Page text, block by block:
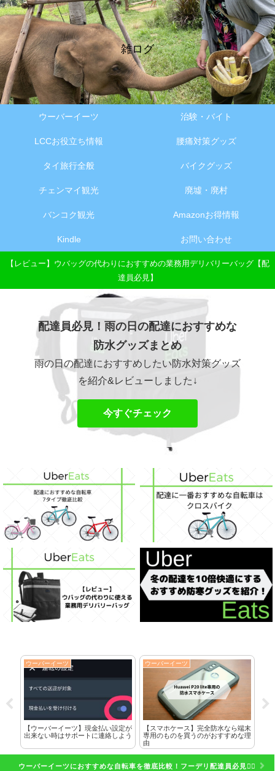
雑ログ
ウーバーイーツ 治験・バイト
LCCお役立ち情報 腰痛対策グッズ
タイ旅行全般 バイクグッズ
チェンマイ観光 廃墟・廃村
バンコク観光 Amazonお得情報
Kindle お問い合わせ
【レビュー】ウバッグの代わりにおすすめの業務用デリバリーバッグ【配
達員必見】
配達員必見！雨の日の配達におすすめな
防水グッズまとめ
雨の日の配達におすすめしたい防水対策グッズ
を紹介&レビューしました↓
今すぐチェック
ウーバーイーツ
【ウーバーイーツ】現金払い設定が
出来ない時はサポートに連絡しよう
ウーバーイーツ
【スマホケース】完全防水なら端末
専用のものを買うのがおすすめな理
由
ウーバーイーツにおすすめな自転車を徹底比較！フーデリ配達員必見🚴‍♀️